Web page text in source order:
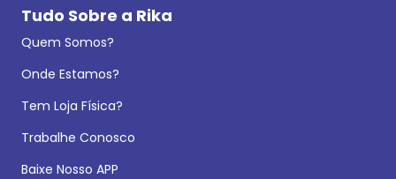
Tudo Sobre a Rika
Quem Somos?
Onde Estamos?
Tem Loja Física?
Trabalhe Conosco
Baixe Nosso APP